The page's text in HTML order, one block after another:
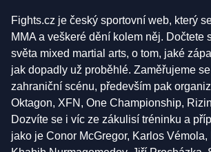
Fights.cz je český sportovní web, který
MMA a veškeré dění kolem něj. Dočtete
světa mixed martial arts, o tom, jaké
jak dopadly už proběhlé. Zaměřujeme
zahraniční scénu, především pak
Oktagon, XFN, One Championship,
Dozvíte se i víc ze zákulisí tréninku a
jako je Conor McGregor, Karlos